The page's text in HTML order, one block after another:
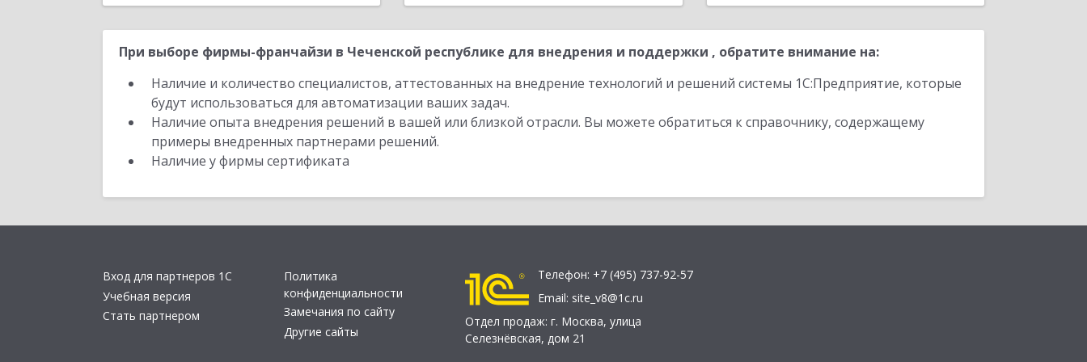
При выборе фирмы-франчайзи в Чеченской республике для внедрения и поддержки , обратите внимание на:
Наличие и количество специалистов, аттестованных на внедрение технологий и решений системы 1С:Предприятие, которые
будут использоваться для автоматизации ваших задач.
Наличие опыта внедрения решений в вашей или близкой отрасли. Вы можете обратиться к справочнику, содержащему
примеры внедренных партнерами решений.
Наличие у фирмы сертификата
Вход для партнеров 1С
Учебная версия
Стать партнером
Политика
конфиденциальности
Замечания по сайту
Другие сайты
Телефон: +7 (495) 737-92-57
Email: site_v8@1c.ru
Отдел продаж: г. Москва, улица
Селезнёвская, дом 21